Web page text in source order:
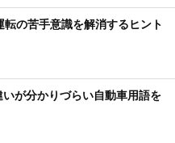
転の苦手意識を解消するヒント
いが分かりづらい自動車用語を